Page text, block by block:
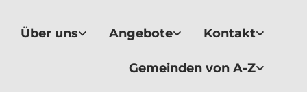
Über uns Angebote Kontakt
Gemeinden von A-Z